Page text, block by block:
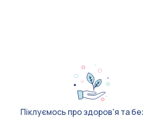
Піклуємось про здоров'я та